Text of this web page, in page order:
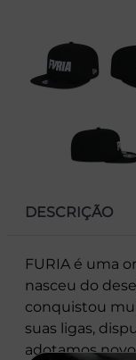
DESCRIÇÃO
FURIA é uma
nasceu do
conquistou
suas ligas,
adotamos